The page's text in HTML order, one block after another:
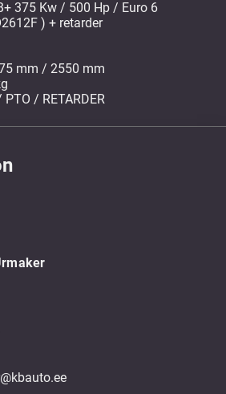
375 Kw / 500 Hp / Euro 6
) + retarder
mm / 2550 mm
/ RETARDER